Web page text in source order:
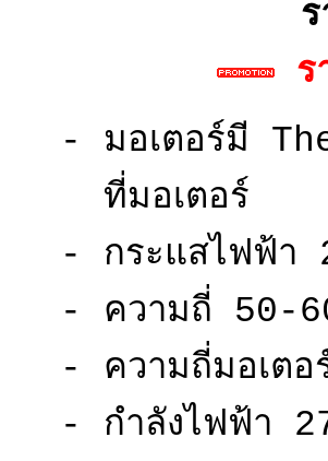
- มอเตอร์มี
ที่มอเตอร์
- กระแสไฟฟ้า
- ความถี่ 50-
- ความถี่มอเต
- กำลังไฟฟ้า